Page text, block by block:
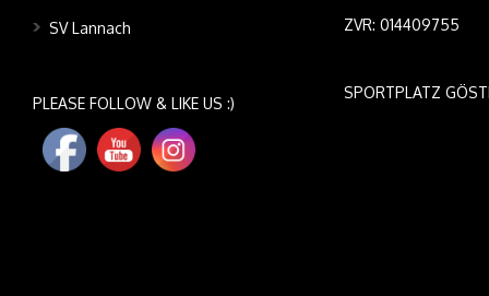
SV Lannach
PLEASE FOLLOW & LIKE US :)
ZVR: 014409755
SPORTPLATZ